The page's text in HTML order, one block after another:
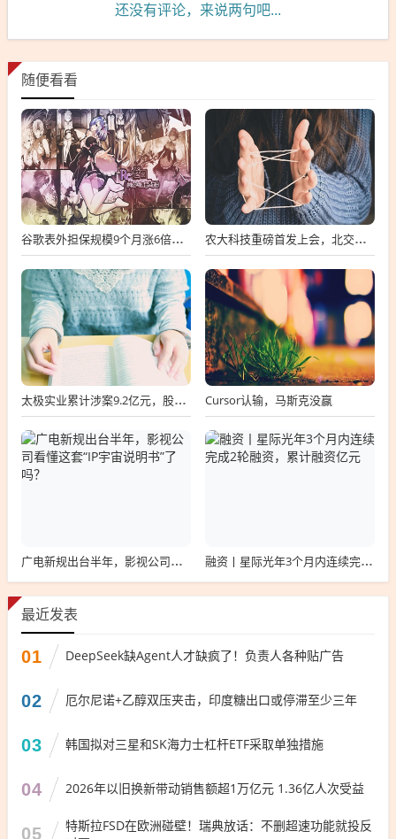
还没有评论，来说两句吧...
随便看看
谷歌表外担保规模9个月涨6倍至438亿美元，用“财务兜底”换TPU芯片订单 农大科技重磅首发上会，北交所募资达4.13亿元，科技创新引领未来发展！
太极实业累计涉案9.2亿元，股价一周跌超30%，子公司起诉讨要6396万工程款 Cursor认输，马斯克没赢
广电新规出台半年，影视公司看懂这套“IP宇宙说明书”了吗？ 融资丨星际光年3个月内连续完成2轮融资，累计融资亿元
最近发表
01 DeepSeek缺Agent人才缺疯了！负责人各种贴广告
02 厄尔尼诺+乙醇双压夹击，印度糖出口或停滞至少三年
03 韩国拟对三星和SK海力士杠杆ETF采取单独措施
04 2026年以旧换新带动销售额超1万亿元 1.36亿人次受益
05
特斯拉FSD在欧洲碰壁！瑞典放话：不删超速功能就投反